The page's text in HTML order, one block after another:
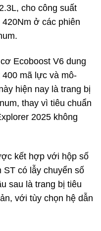
cho công suất
ở các phiên
Ecoboost V6 dung
mã lực và mô-
hiện nay là trang bị
thay vì tiêu chuẩn
2025 không
kết hợp với hộp số
ST có lẫy chuyển số
sau là trang bị tiêu
với tùy chọn hệ dẫn